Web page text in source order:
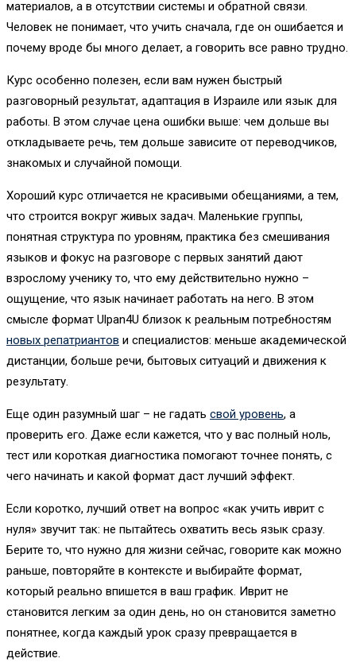
материалов, а в отсутствии системы и обратной связи.
Человек не понимает, что учить сначала, где он ошибается и
почему вроде бы много делает, а говорить все равно трудно.
Курс особенно полезен, если вам нужен быстрый
разговорный результат, адаптация в Израиле или язык для
работы. В этом случае цена ошибки выше: чем дольше вы
откладываете речь, тем дольше зависите от переводчиков,
знакомых и случайной помощи.
Хороший курс отличается не красивыми обещаниями, а тем,
что строится вокруг живых задач. Маленькие группы,
понятная структура по уровням, практика без смешивания
языков и фокус на разговоре с первых занятий дают
взрослому ученику то, что ему действительно нужно –
ощущение, что язык начинает работать на него. В этом
смысле формат Ulpan4U близок к реальным потребностям
новых репатриантов и специалистов: меньше академической
дистанции, больше речи, бытовых ситуаций и движения к
результату.
Еще один разумный шаг – не гадать свой уровень, а
проверить его. Даже если кажется, что у вас полный ноль,
тест или короткая диагностика помогают точнее понять, с
чего начинать и какой формат даст лучший эффект.
Если коротко, лучший ответ на вопрос «как учить иврит с
нуля» звучит так: не пытайтесь охватить весь язык сразу.
Берите то, что нужно для жизни сейчас, говорите как можно
раньше, повторяйте в контексте и выбирайте формат,
который реально впишется в ваш график. Иврит не
становится легким за один день, но он становится заметно
понятнее, когда каждый урок сразу превращается в
действие.